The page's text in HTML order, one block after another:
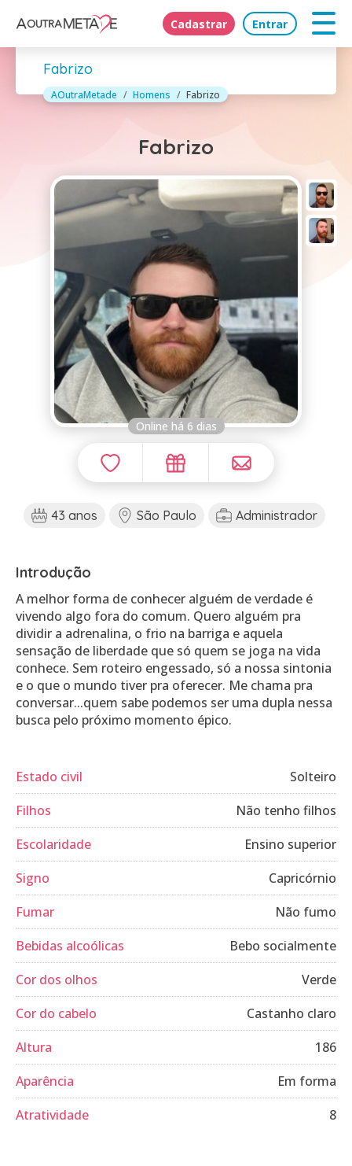
Cadastrar Entrar
Fabrizo
AOutraMetade Homens Fabrizo
Fabrizo
Online há 6 dias
43 anos São Paulo Administrador
Introdução
A melhor forma de conhecer alguém de verdade é
vivendo algo fora do comum. Quero alguém pra
dividir a adrenalina, o frio na barriga e aquela
sensação de liberdade que só quem se joga na vida
conhece. Sem roteiro engessado, só a nossa sintonia
e o que o mundo tiver pra oferecer. Me chama pra
conversar...quem sabe podemos ser uma dupla nessa
busca pelo próximo momento épico.
Estado civil
Solteiro
Filhos
Não tenho filhos
Escolaridade
Ensino superior
Signo
Capricórnio
Fumar
Não fumo
Bebidas alcoólicas
Bebo socialmente
Cor dos olhos
Verde
Cor do cabelo
Castanho claro
Altura
186
Aparência
Em forma
Atratividade
8